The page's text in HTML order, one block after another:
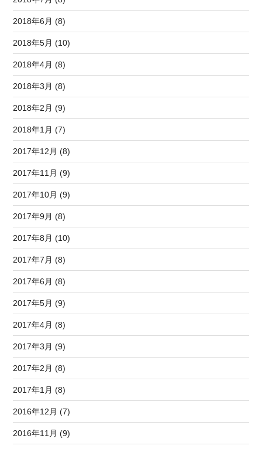
2018年6月 (8)
2018年5月 (10)
2018年4月 (8)
2018年3月 (8)
2018年2月 (9)
2018年1月 (7)
2017年12月 (8)
2017年11月 (9)
2017年10月 (9)
2017年9月 (8)
2017年8月 (10)
2017年7月 (8)
2017年6月 (8)
2017年5月 (9)
2017年4月 (8)
2017年3月 (9)
2017年2月 (8)
2017年1月 (8)
2016年12月 (7)
2016年11月 (9)